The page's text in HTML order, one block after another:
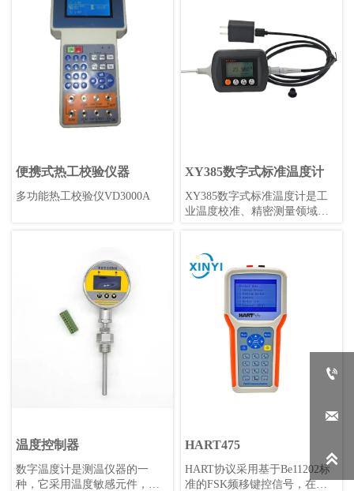
在-40℃~85℃的工业环境中使
用。具有标准赫斯曼形状，高
精度0.1%，采样率可调，是工
业应用的理想选择。
号。阀门则用于控制流体的流
量和压力等参数。变送器阀组
通常应用于工业自动化领域，
例如石化、电力、制药等行
便携式热工校验仪器
多功能热工校验仪VD3000A
XY385数字式标准温度计
XY385数字式标准温度计是工
业温度校准、精密测量领域的
池供电(无需更换电池)续航持
久，携带方便，读数直观，坚
固耐用。不仅可以在实验室作
为温度标准，更可以在工业现
场提供可靠、准确、高精度的
温度测量。
温度控制器
数字温度计是测温仪器的一
种，它采用温度敏感元件，如
HART475
HART协议采用基于Be11202标
准的FSK频移键控信号，在低


